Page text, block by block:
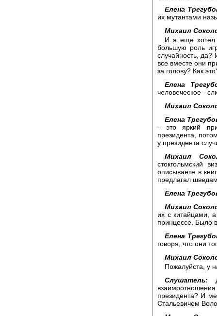
Елена
их мутантами
Михаил
И я еще хотел
большую роль
случайность, да?
все вместе они
за голову? Как
Елена
человеческое -
Михаил
Елена
- это яркий
президента,
у президента
Михаил
стокгольмский
описываете в
предлагал
Елена
Михаил
их с китайцами,
принцессе. Было
Елена
говоря, что они
Михаил
Пожалуйста, у
Слушатель:
президента? И
Стальевичем